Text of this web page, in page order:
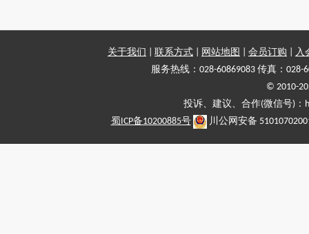
关于我们 联系方式 网站地图 会员订购
入
服务热线：028-60869083 传真：028-
© 2010-
投诉、建议、合作(微信号)
蜀ICP备10200885号
川公网安备